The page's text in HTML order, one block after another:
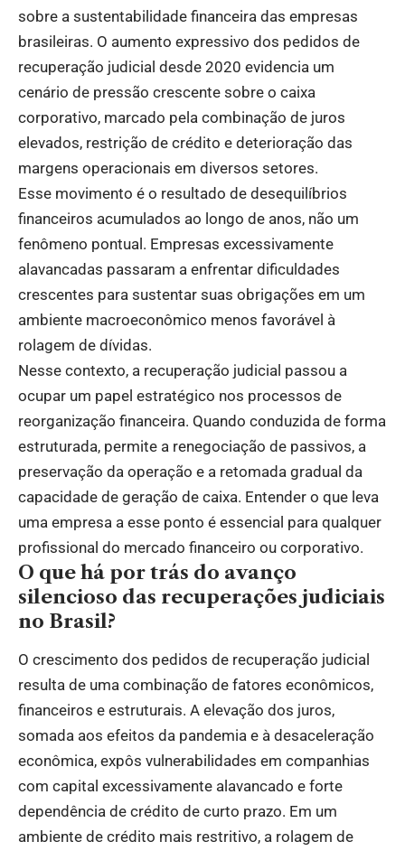
sobre a sustentabilidade financeira das empresas
brasileiras. O aumento expressivo dos pedidos de
recuperação judicial desde 2020 evidencia um
cenário de pressão crescente sobre o caixa
corporativo, marcado pela combinação de juros
elevados, restrição de crédito e deterioração das
margens operacionais em diversos setores.
Esse movimento é o resultado de desequilíbrios
financeiros acumulados ao longo de anos, não um
fenômeno pontual. Empresas excessivamente
alavancadas passaram a enfrentar dificuldades
crescentes para sustentar suas obrigações em um
ambiente macroeconômico menos favorável à
rolagem de dívidas.
Nesse contexto, a recuperação judicial passou a
ocupar um papel estratégico nos processos de
reorganização financeira. Quando conduzida de forma
estruturada, permite a renegociação de passivos, a
preservação da operação e a retomada gradual da
capacidade de geração de caixa. Entender o que leva
uma empresa a esse ponto é essencial para qualquer
profissional do mercado financeiro ou corporativo.
O que há por trás do avanço
silencioso das recuperações judiciais
no Brasil?
O crescimento dos pedidos de recuperação judicial
resulta de uma combinação de fatores econômicos,
financeiros e estruturais. A elevação dos juros,
somada aos efeitos da pandemia e à desaceleração
econômica, expôs vulnerabilidades em companhias
com capital excessivamente alavancado e forte
dependência de crédito de curto prazo. Em um
ambiente de crédito mais restritivo, a rolagem de